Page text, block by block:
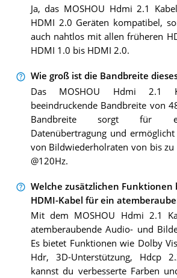
Ja, das MOSHOU Hdmi 2.1
HDMI 2.0 Geräten kompatibel,
auch nahtlos mit allen früheren
HDMI 1.0 bis HDMI 2.0.
Wie groß ist die Bandbreite
Das MOSHOU Hdmi 2.1
beeindruckende Bandbreite von
Bandbreite sorgt für
Datenübertragung und
von Bildwiederholraten von bis zu
@120Hz.
Welche zusätzlichen Funktionen
HDMI-Kabel für ein
Mit dem MOSHOU Hdmi 2.1
atemberaubende Audio- und
Es bietet Funktionen wie Dolby
Hdr, 3D-Unterstützung, Hdcp
kannst du verbesserte Farben